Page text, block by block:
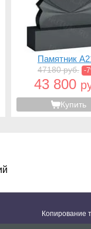
Памятник
47180 руб. -
43 800
Купить
Копирование